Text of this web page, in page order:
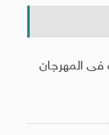
فى المهرجان